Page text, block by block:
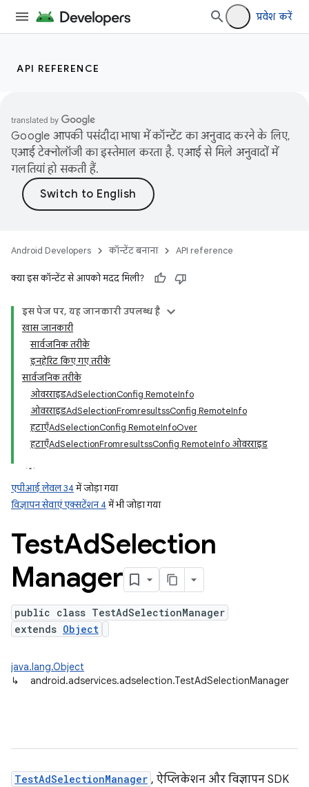
प्रवेश करें
API REFERENCE
Google आपकी पसंदीदा भाषा में कॉन्टेंट का अनुवाद करने के लिए,
एआई टेक्नोलॉजी का इस्तेमाल करता है. एआई से मिले अनुवादों में
गलतियां हो सकती हैं.
Android Developers कॉन्टेंट बनाना API reference
क्या इस कॉन्टेंट से आपको मदद मिली?
इस पेज पर, यह जानकारी उपलब्ध है
खास जानकारी
सार्वजनिक तरीके
इनहेरिट किए गए तरीके
सार्वजनिक तरीके
ओवरराइडAdSelectionConfig RemoteInfo
ओवरराइडAdSelectionFromresultssConfig RemoteInfo
हटाएँAdSelectionConfig RemoteInfoOver
हटाएँAdSelectionFromresultssConfig RemoteInfo ओवरराइड
एपीआई लेवल 34में जोड़ा गया
विज्ञापन सेवाएं एक्सटेंशन 4में भी जोड़ा गया
TestAdSelection
Manager
public class TestAdSelectionManager
extends Object
java.lang.Object
↳
android.adservices.adselection.TestAdSelectionManager
TestAdSelectionManager , ऐप्लिकेशन और विज्ञापन SDK